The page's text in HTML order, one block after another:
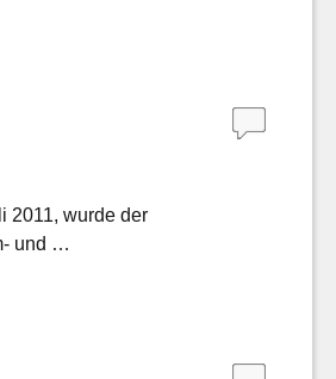
2011, wurde der
und …